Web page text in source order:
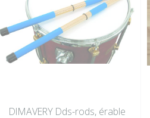
DIMAVERY Dds-rods, érable